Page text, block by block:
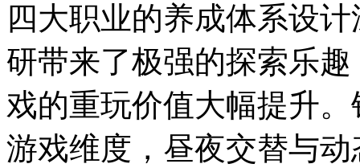
四大职业的养成体系设
研带来了极强的探索乐
戏的重玩价值大幅提升
游戏维度，昼夜交替与